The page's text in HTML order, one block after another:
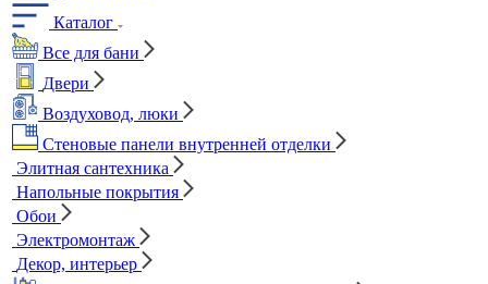
Каталог
Все для бани
Двери
Воздуховод, люки
Стеновые панели внутренней отделки
Элитная сантехника
Напольные покрытия
Обои
Электромонтаж
Декор, интерьер